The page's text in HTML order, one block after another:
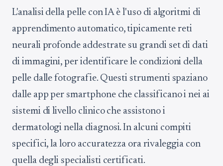
L'analisi della pelle con IA è l'uso di algoritmi di
apprendimento automatico, tipicamente reti
neurali profonde addestrate su grandi set di dati
di immagini, per identificare le condizioni della
pelle dalle fotografie. Questi strumenti spaziano
dalle app per smartphone che classificano i nei ai
sistemi di livello clinico che assistono i
dermatologi nella diagnosi. In alcuni compiti
specifici, la loro accuratezza ora rivaleggia con
quella degli specialisti certificati.